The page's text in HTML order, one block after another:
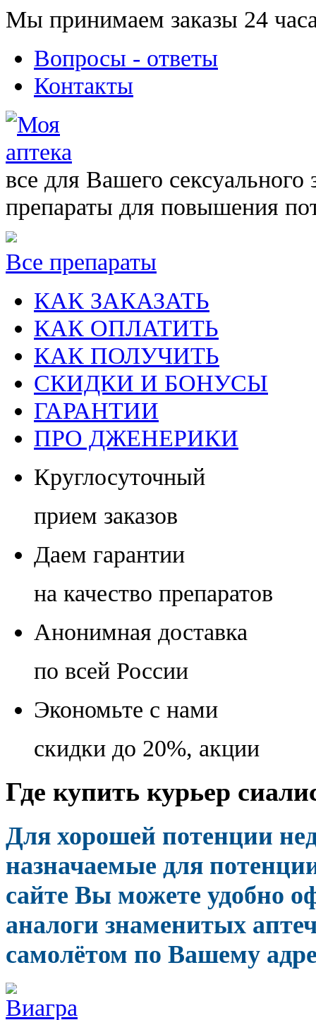
Мы принимаем заказы 24
Вопросы - ответы
Контакты
все для Вашего сексуального
препараты для повышения
Все препараты
КАК ЗАКАЗАТЬ
КАК ОПЛАТИТЬ
КАК ПОЛУЧИТЬ
СКИДКИ И БОНУСЫ
ГАРАНТИИ
ПРО ДЖЕНЕРИКИ
Круглосуточный
прием заказов
Даем гарантии
на качество препаратов
Анонимная доставка
по всей России
Экономьте с нами
скидки до 20%, акции
Где купить курьер
Для хорошей потенции
назначаемые для
сайте Вы можете удобно
аналоги знаменитых
самолётом по Вашему